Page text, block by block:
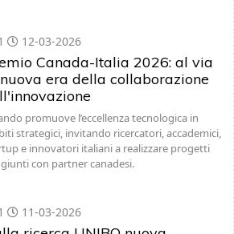
12-03-2026
Canada-Italia 2026: al via
era della collaborazione
promuove l’eccellenza tecnologica in
strategici, invitando ricercatori, accademici,
e innovatori italiani a realizzare progetti
con partner canadesi.
11-03-2026